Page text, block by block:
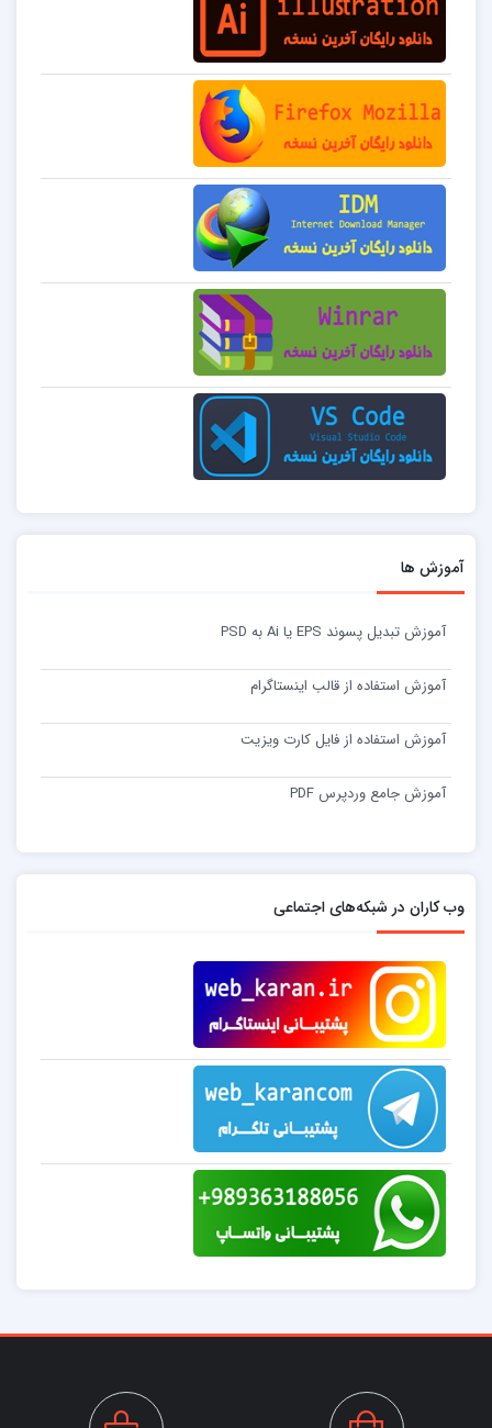
آموزش ها
آموزش تبدیل پسوند EPS یا Ai به PSD
آموزش استفاده از قالب اینستاگرام
آموزش استفاده از فایل کارت ویزیت
آموزش جامع وردپرس PDF
وب کاران در شبکه‌های اجتماعی